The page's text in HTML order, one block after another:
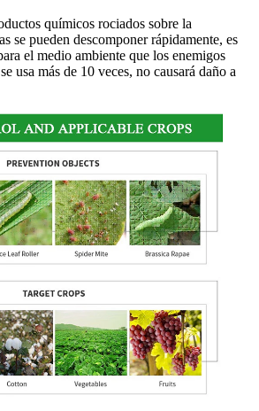
químicos rociados sobre la
se pueden descomponer rápidamente, es
el medio ambiente que los enemigos
usa más de 10 veces, no causará daño a